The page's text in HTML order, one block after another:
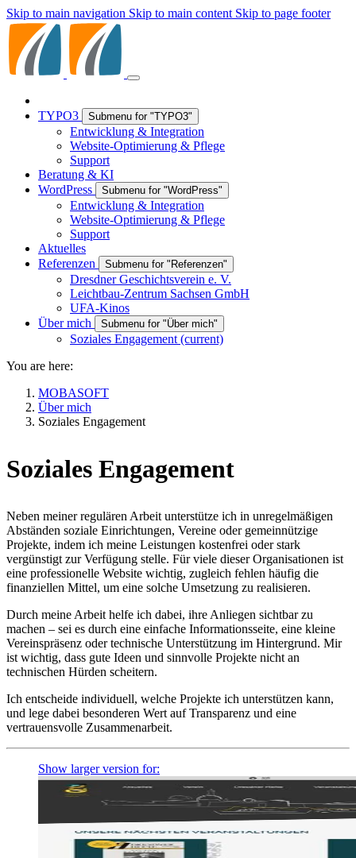
Skip to main navigation Skip to main content Skip to page footer
TYPO3 Submenu for "TYPO3"
Entwicklung & Integration
Website-Optimierung & Pflege
Support
Beratung & KI
WordPress
Submenu for "WordPress"
Entwicklung & Integration
Website-Optimierung & Pflege
Support
Aktuelles
Referenzen
Submenu for "Referenzen"
Dresdner Geschichtsverein e. V.
Leichtbau-Zentrum Sachsen GmbH
UFA-Kinos
Über mich
Submenu for "Über mich"
Soziales Engagement (current)
You are here:
MOBASOFT
Über mich
Soziales Engagement
Soziales Engagement
Neben meiner regulären Arbeit unterstütze ich in unregelmäßigen
Abständen soziale Einrichtungen, Vereine oder gemeinnützige
Projekte, indem ich meine Leistungen kostenfrei oder stark
vergünstigt zur Verfügung stelle. Für viele dieser Organisationen ist
eine professionelle Website wichtig, zugleich fehlen häufig die
finanziellen Mittel, um eine solche Umsetzung zu realisieren.
Durch meine Arbeit helfe ich dabei, ihre Anliegen sichtbar zu
machen – sei es durch eine einfache Informationsseite, eine kleine
Vereinspräsenz oder technische Unterstützung im Hintergrund. Mir
ist wichtig, dass gute Ideen und sinnvolle Projekte nicht an
technischen Hürden scheitern.
Ich entscheide individuell, welche Projekte ich unterstützen kann,
und lege dabei besonderen Wert auf Transparenz und eine
vertrauensvolle Zusammenarbeit.
Show larger version for: